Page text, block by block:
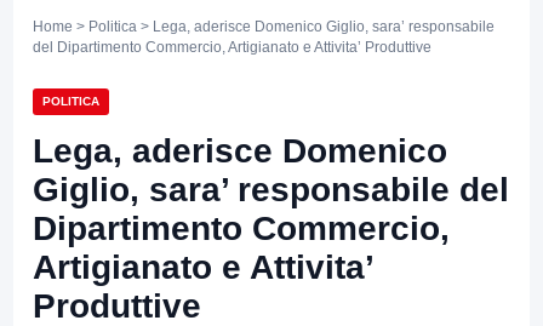
Home > Politica > Lega, aderisce Domenico Giglio, sara’ responsabile
del Dipartimento Commercio, Artigianato e Attivita’ Produttive
POLITICA
Lega, aderisce Domenico
Giglio, sara’ responsabile del
Dipartimento Commercio,
Artigianato e Attivita’
Produttive